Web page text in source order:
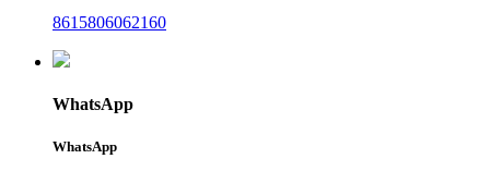
8615806062160
WhatsApp
WhatsApp